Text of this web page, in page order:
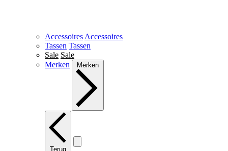
Accessoires Accessoires
Tassen Tassen
Sale Sale
Merken
Merken
Terug